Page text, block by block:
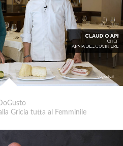
Gricia tutta al Femminile